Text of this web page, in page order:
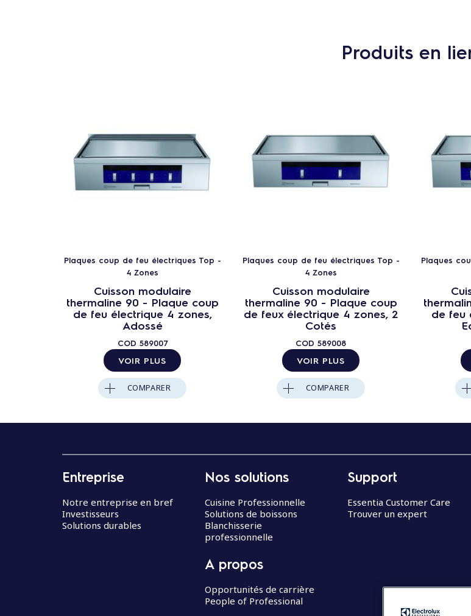
Produits en
Plaques coup de feu électriques Top -
4 Zones
Cuisson modulaire
thermaline 90 - Plaque coup
de feu électrique 4 zones,
Adossé
COD 589007
VOIR PLUS
COMPARER
Plaques coup de feu électriques Top -
4 Zones
Cuisson modulaire
thermaline 90 - Plaque coup
de feux électrique 4 zones, 2
Cotés
COD 589008
VOIR PLUS
COMPARER
Plaques
de feu
Entreprise
Notre entreprise en bref
Investisseurs
Solutions durables
Nos solutions
Cuisine Professionnelle
Solutions de boissons
Blanchisserie
professionnelle
A propos
Opportunités de carrière
People of Professional
Support
Essentia Customer Care
Trouver un expert